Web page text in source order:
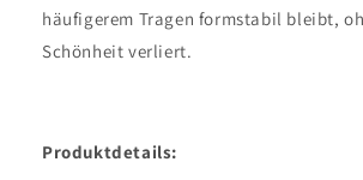
häufigerem Tragen formstabil bleibt,
Schönheit verliert.
Produktdetails: